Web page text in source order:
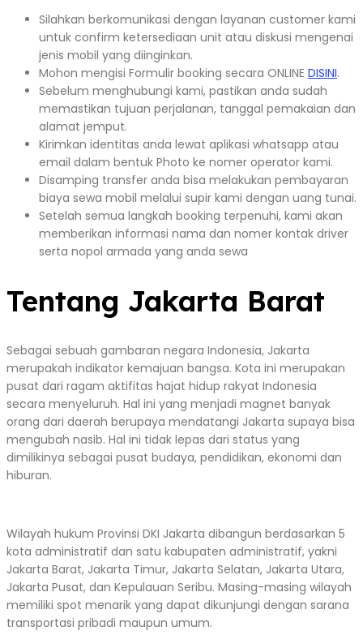
Silahkan berkomunikasi dengan layanan customer kami
untuk confirm ketersediaan unit atau diskusi mengenai
jenis mobil yang diinginkan.
Mohon mengisi Formulir booking secara ONLINE DISINI.
Sebelum menghubungi kami, pastikan anda sudah
memastikan tujuan perjalanan, tanggal pemakaian dan
alamat jemput.
Kirimkan identitas anda lewat aplikasi whatsapp atau
email dalam bentuk Photo ke nomer operator kami.
Disamping transfer anda bisa melakukan pembayaran
biaya sewa mobil melalui supir kami dengan uang tunai.
Setelah semua langkah booking terpenuhi, kami akan
memberikan informasi nama dan nomer kontak driver
serta nopol armada yang anda sewa
Tentang Jakarta Barat
Sebagai sebuah gambaran negara Indonesia, Jakarta
merupakah indikator kemajuan bangsa. Kota ini merupakan
pusat dari ragam aktifitas hajat hidup rakyat Indonesia
secara menyeluruh. Hal ini yang menjadi magnet banyak
orang dari daerah berupaya mendatangi Jakarta supaya bisa
mengubah nasib. Hal ini tidak lepas dari status yang
dimilikinya sebagai pusat budaya, pendidikan, ekonomi dan
hiburan.
Wilayah hukum Provinsi DKI Jakarta dibangun berdasarkan 5
kota administratif dan satu kabupaten administratif, yakni
Jakarta Barat, Jakarta Timur, Jakarta Selatan, Jakarta Utara,
Jakarta Pusat, dan Kepulauan Seribu. Masing-masing wilayah
memiliki spot menarik yang dapat dikunjungi dengan sarana
transportasi pribadi maupun umum.